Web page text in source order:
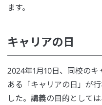
ます。
キャリアの日
2024年1月10日、同校の
ある「キャリアの日」が
した。講義の目的として